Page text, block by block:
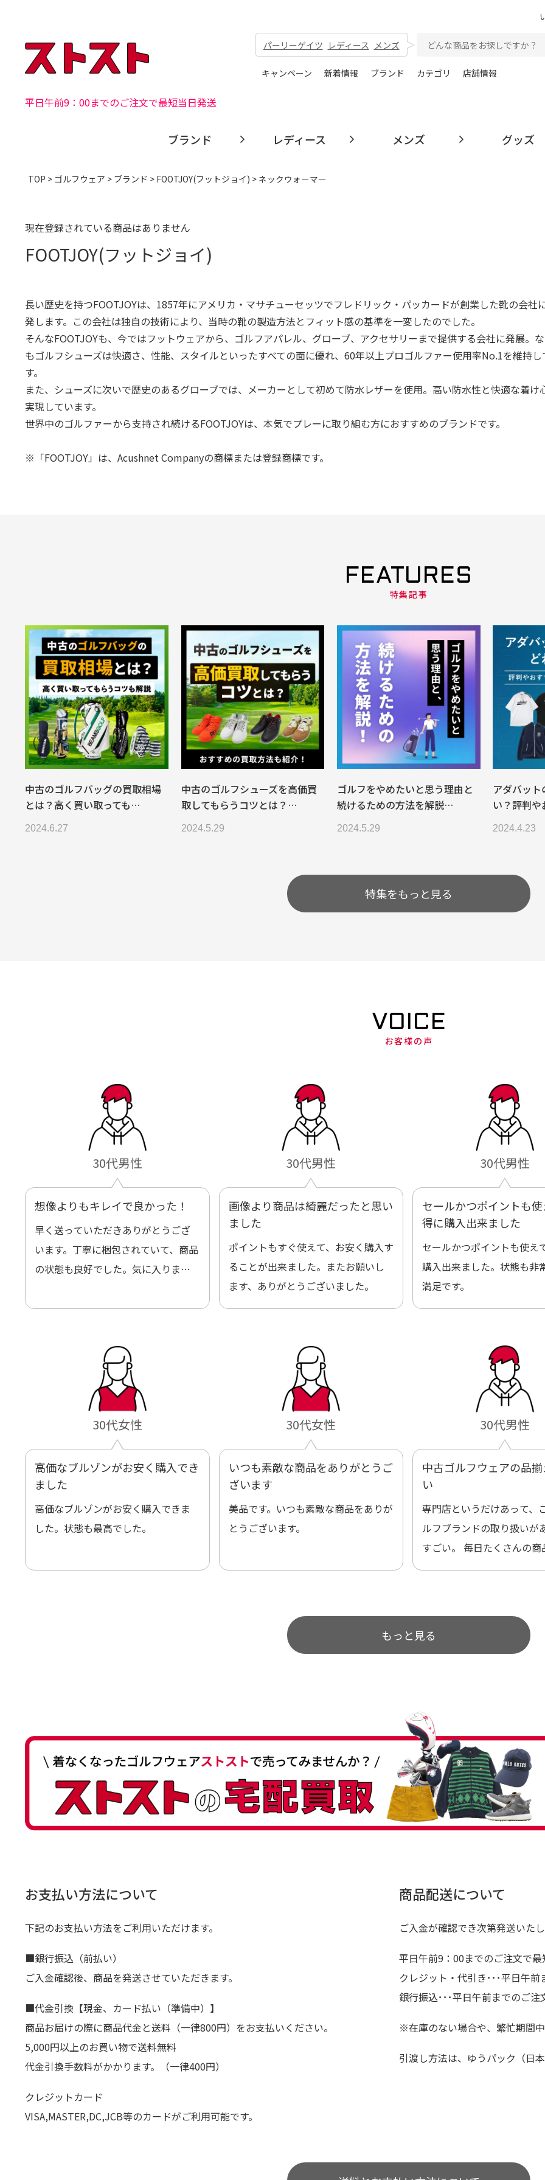
パーリーゲイツ レディース メンズ
キャンペーン 新着情報 ブランド カテゴリ 店舗情報
平日午前9：00までのご注文で最短当日発送
ブランド レディース メンズ グッズ
TOP > ゴルフウェア > ブランド > FOOTJOY(フットジョイ) > ネックウォーマー
現在登録されている商品はありません
FOOTJOY(フットジョイ)
長い歴史を持つFOOTJOYは、1857年にアメリカ・マサチューセッツでフレドリック・パッカードが創業した靴の会社
発します。この会社は独自の技術により、当時の靴の製造方法とフィット感の基準を一変したのでした。
そんなFOOTJOYも、今ではフットウェアから、ゴルフアパレル、グローブ、アクセサリーまで提供する会社に発展。
もゴルフシューズは快適さ、性能、スタイルといったすべての面に優れ、60年以上プロゴルファー使用率No.1を維持し
す。
また、シューズに次いで歴史のあるグローブでは、メーカーとして初めて防水レザーを使用。高い防水性と快適な着け
実現しています。
世界中のゴルファーから支持され続けるFOOTJOYは、本気でプレーに取り組む方におすすめのブランドです。
※「FOOTJOY」は、Acushnet Companyの商標または登録商標です。
FEATURES
特集記事
中古のゴルフバッグの買取相場
とは？高く買い取っても…
2024.6.27
中古のゴルフシューズを高価買
取してもらうコツとは？…
2024.5.29
ゴルフをやめたいと思う理由と
続けるための方法を解説…
2024.5.29
アダバッ
い？評判
2024.4.23
特集をもっと見る
VOICE
お客様の声
30代男性
想像よりもキレイで良かった！
早く送っていただきありがとうござ
います。丁寧に梱包されていて、商品
の状態も良好でした。気に入りまし
いします！
30代男性
画像より商品は綺麗だったと思い
ました
ポイントもすぐ使えて、お安く購入す
ることが出来ました。またお願いし
ます、ありがとうございました。
30代男性
セールかつポイントも
得に購入出来ました
セールかつポイントも使え
購入出来ました。状態も非
満足です。
30代女性
高価なブルゾンがお安く購入でき
ました
高価なブルゾンがお安く購入できま
した。状態も最高でした。
30代女性
いつも素敵な商品をありがとうご
ざいます
美品です。いつも素敵な商品をありが
とうございます。
30代男性
中古ゴルフウェアの品
い
専門店というだけあって、
ルフブランドの取り扱いが
すごい。 毎日たくさんの商
プされているので新作チェ
もっと見る
お支払い方法について
下記のお支払い方法をご利用いただけます。
■銀行振込（前払い）
ご入金確認後、商品を発送させていただきます。
■代金引換【現金、カード払い（準備中）】
商品お届けの際に商品代金と送料（一律800円）をお支払いください。
5,000円以上のお買い物で送料無料
代金引換手数料がかかります。（一律400円）
クレジットカード
VISA,MASTER,DC,JCB等のカードがご利用可能です。
商品配送について
ご入金が確認でき次第発送いたし
平日午前9：00までのご注文で最
クレジット・代引き･･･平日午
銀行振込･･･平日午前までのご
※在庫のない場合や、繁忙期間
引渡し方法は、ゆうパック（日